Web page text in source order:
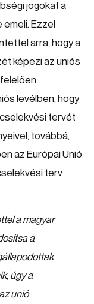
jogokat a
Ezzel
arra, hogy a
képezi az uniós
levélben, hogy
tervét
továbbá,
az Európai Unió
terv
a magyar
a
úgy a
unió